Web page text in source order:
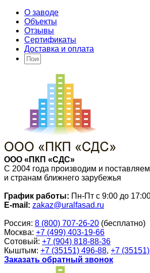
О заводе
Объекты
Отзывы
Сертификаты
Доставка и оплата
ООО «ПКП «СДС»
С 2004 года производим и
и странам ближнего зарубежья
График работы: Пн-Пт с 9:00 до
E-mail: zakaz@uralfasad.ru
Россия: 8 (800) 707-26-20 (бесплатно)
Москва: +7 (499) 403-19-66
Сотовый: +7 (904) 818-88-36
Кыштым: +7 (35151) 496-88, +7
Заказать обратный звонок